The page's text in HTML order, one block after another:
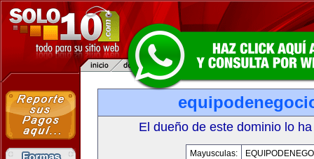
El dueño de este dominio lo
Mayusculas: